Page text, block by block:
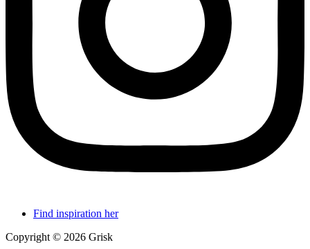
Find inspiration her
Copyright © 2026 Grisk